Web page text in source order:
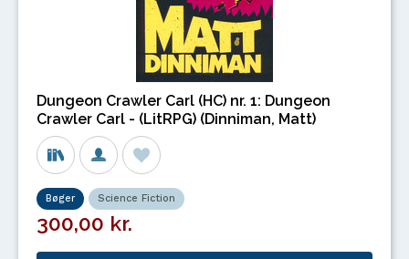
Dungeon Crawler Carl (HC) nr. 1: Dungeon
Crawler Carl - (LitRPG) (Dinniman, Matt)
Bøger Science Fiction
300,00 kr.